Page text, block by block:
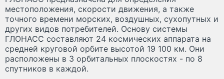
местоположения, скорости движения, а также
точного времени морских, воздушных, сухопутных и
других видов потребителей. Основу системы
ГЛОНАСС составляют 24 космических аппарата на
средней круговой орбите высотой 19 100 км. Они
расположены в 3 орбитальных плоскостях - по 8
спутников в каждой.